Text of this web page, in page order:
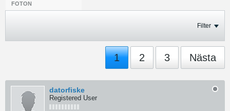
FOTON
Filter
1 2 3 Nästa
datorfiske
Registered User